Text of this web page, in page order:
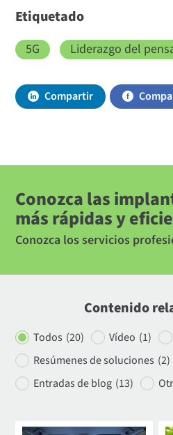
Etiquetado
5G Liderazgo del
Compartir
Conozca las
más rápidas y
Conozca los servicios
Contenido
Todos (20) Vídeo (1)
Resúmenes de soluciones (2)
Entradas de blog (13)